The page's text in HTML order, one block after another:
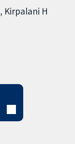
Kirpalani H